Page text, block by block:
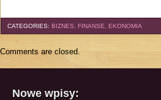
CATEGORIES: BIZNES, FINANSE, EKONOMIA
Comments are closed.
Nowe wpisy: